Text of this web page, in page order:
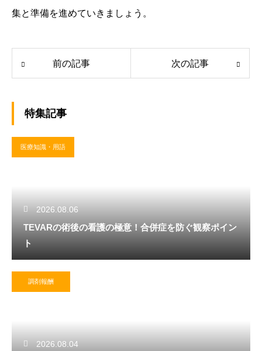
集と準備を進めていきましょう。
前の記事 次の記事
特集記事
医療知識・用語
2026.08.06
TEVARの術後の看護の極意！合併症を防ぐ観察ポイン
ト
調剤報酬
2026.08.04